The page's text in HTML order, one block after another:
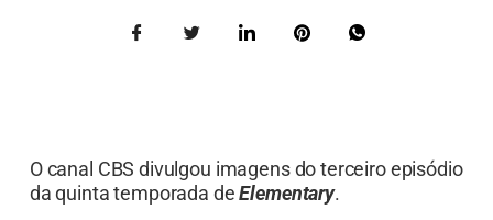
O canal CBS divulgou imagens do terceiro episódio
da quinta temporada deElementary.